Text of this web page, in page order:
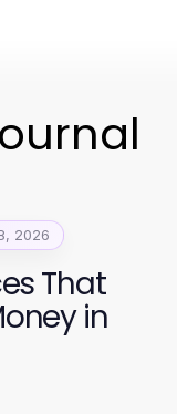
2026
That
in